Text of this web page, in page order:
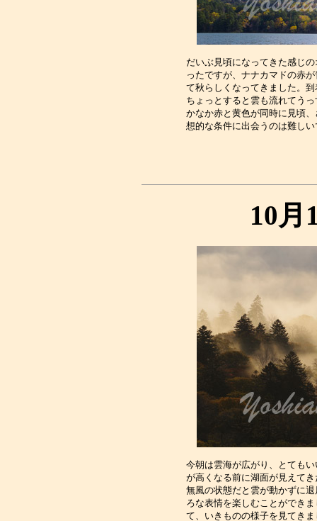
だいぶ見頃になってきた感じ
ったですが、ナナカマドの赤
て秋らしくなってきました。
ちょっとすると雲も流れてう
かなか赤と黄色が同時に見頃
10月
今朝は雲海が広がり、とても
が高くなる前に湖面が見えて
無風の状態だと雲が動かずに
ろな表情を楽しむことができ
て、いきものの様子を見てき